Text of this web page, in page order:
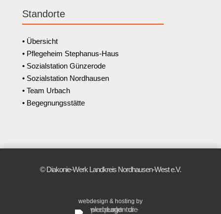
Standorte
• Übersicht
• Pflegeheim Stephanus-Haus
• Sozialstation Günzerode
• Sozialstation Nordhausen
• Team Urbach
• Begegnungsstätte
© Diakonie-Werk Landkreis Nordhausen-West e.V.
webdesign & hosting by